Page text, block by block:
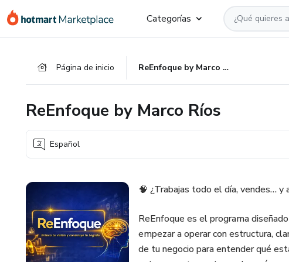
Categorías
Página de inicio ReEnfoque by Marco Ríos
ReEnfoque by Marco Ríos
Español
🧠 ¿Trabajas todo el día, vendes… y
ReEnfoque es el programa
empezar a operar con estructura,
de tu negocio para entender qué